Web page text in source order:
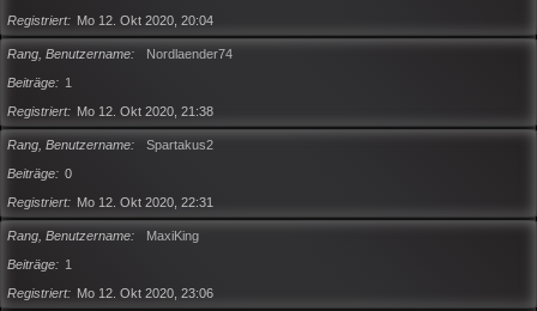
Registriert
Mo 12. Okt 2020, 20:04
Rang, Benutzername
Nordlaender74
Beiträge
1
Registriert
Mo 12. Okt 2020, 21:38
Rang, Benutzername
Spartakus2
Beiträge
0
Registriert
Mo 12. Okt 2020, 22:31
Rang, Benutzername
MaxiKing
Beiträge
1
Registriert
Mo 12. Okt 2020, 23:06